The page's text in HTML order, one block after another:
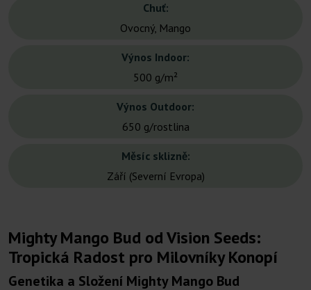
Chuť:
Ovocný, Mango
Výnos Indoor:
500 g/m²
Výnos Outdoor:
650 g/rostlina
Měsíc sklizně:
Září (Severní Evropa)
Mighty Mango Bud od Vision Seeds:
Tropická Radost pro Milovníky Konopí
Genetika a Složení Mighty Mango Bud